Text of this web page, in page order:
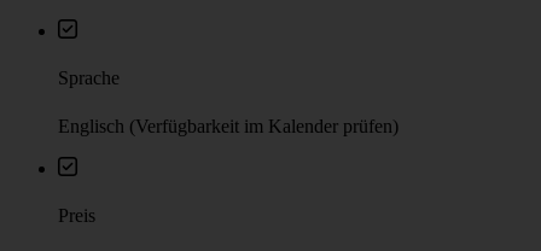
Sprache
Englisch (Verfügbarkeit im Kalender prüfen)
Preis